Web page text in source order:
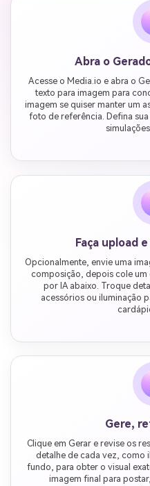
Abra o
Acesse o Media.io e abra o
texto para imagem para
imagem se quiser manter um
foto de referência. Defina
Faça upload
Opcionalmente, envie uma
composição, depois cole
por IA abaixo. Troque
acessórios ou iluminação
Gere,
Clique em Gerar e revise os
detalhe de cada vez, como
fundo, para obter o visual
imagem final para